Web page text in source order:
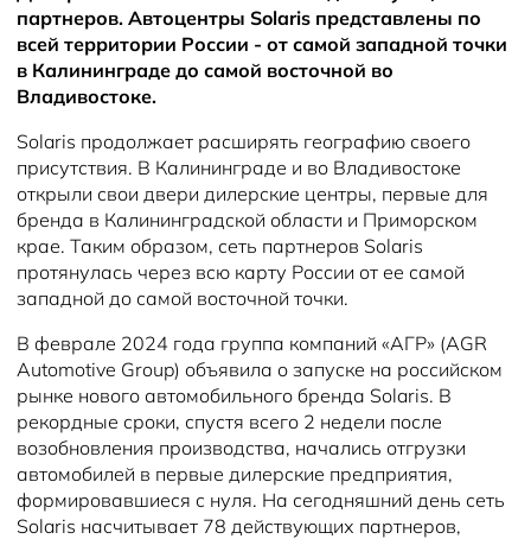
партнеров. Автоцентры Solaris представлены по
всей территории России - от самой западной точки
в Калининграде до самой восточной во
Владивостоке.
Solaris продолжает расширять географию своего
присутствия. В Калининграде и во Владивостоке
открыли свои двери дилерские центры, первые для
бренда в Калининградской области и Приморском
крае. Таким образом, сеть партнеров Solaris
протянулась через всю карту России от ее самой
западной до самой восточной точки.
В феврале 2024 года группа компаний «АГР» (AGR
Automotive Group) объявила о запуске на российском
рынке нового автомобильного бренда Solaris. В
рекордные сроки, спустя всего 2 недели после
возобновления производства, начались отгрузки
автомобилей в первые дилерские предприятия,
формировавшиеся с нуля. На сегодняшний день сеть
Solaris насчитывает 78 действующих партнеров,